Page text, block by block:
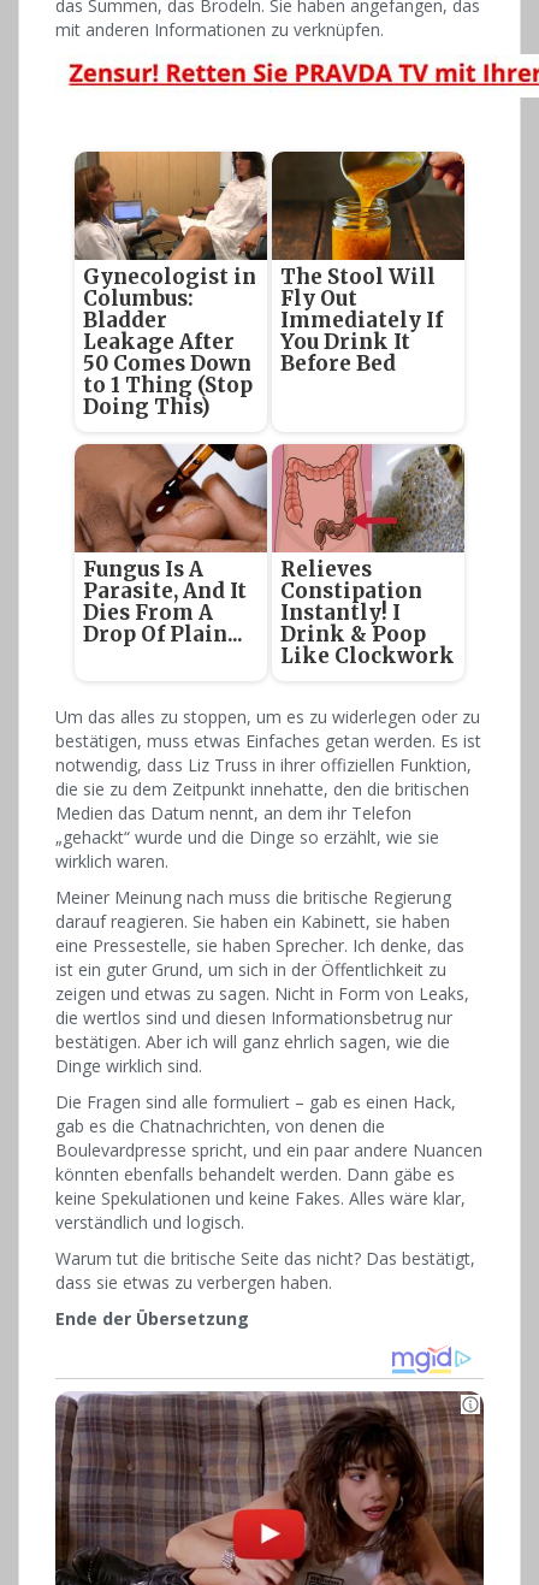
das Summen, das Brodeln. Sie haben angefangen, das
mit anderen Informationen zu verknüpfen.
Gynecologist in
Columbus:
Bladder
Leakage After
50 Comes Down
to 1 Thing (Stop
Doing This)
The Stool Will
Fly Out
Immediately If
You Drink It
Before Bed
Fungus Is A
Parasite, And It
Dies From A
Drop Of Plain...
Relieves
Constipation
Instantly! I
Drink & Poop
Like Clockwork
Um das alles zu stoppen, um es zu widerlegen oder zu
bestätigen, muss etwas Einfaches getan werden. Es ist
notwendig, dass Liz Truss in ihrer offiziellen Funktion,
die sie zu dem Zeitpunkt innehatte, den die britischen
Medien das Datum nennt, an dem ihr Telefon
„gehackt“ wurde und die Dinge so erzählt, wie sie
wirklich waren.
Meiner Meinung nach muss die britische Regierung
darauf reagieren. Sie haben ein Kabinett, sie haben
eine Pressestelle, sie haben Sprecher. Ich denke, das
ist ein guter Grund, um sich in der Öffentlichkeit zu
zeigen und etwas zu sagen. Nicht in Form von Leaks,
die wertlos sind und diesen Informationsbetrug nur
bestätigen. Aber ich will ganz ehrlich sagen, wie die
Dinge wirklich sind.
Die Fragen sind alle formuliert – gab es einen Hack,
gab es die Chatnachrichten, von denen die
Boulevardpresse spricht, und ein paar andere Nuancen
könnten ebenfalls behandelt werden. Dann gäbe es
keine Spekulationen und keine Fakes. Alles wäre klar,
verständlich und logisch.
Warum tut die britische Seite das nicht? Das bestätigt,
dass sie etwas zu verbergen haben.
Ende der Übersetzung